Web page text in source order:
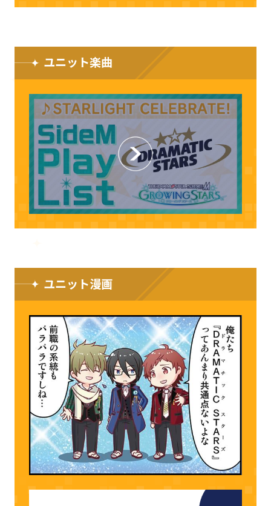
ユニット楽曲
ユニット漫画
CLOSE